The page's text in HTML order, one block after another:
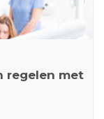
regelen met